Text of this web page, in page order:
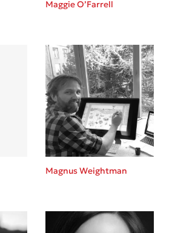
Sebastian Fitzek
Maggie O’Farrell
Magnus Weightman